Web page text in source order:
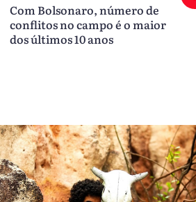
Com Bolsonaro, número de
conflitos no campo é o maior
dos últimos 10 anos